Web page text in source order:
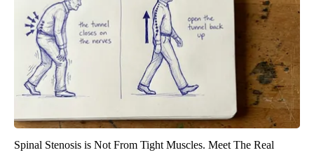
Spinal Stenosis is Not From Tight Muscles. Meet The Real